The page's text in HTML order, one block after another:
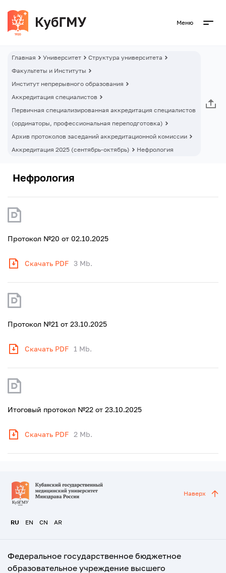
Меню
Главная Университет
Структура университета
Факультеты и Институты
Институт непрерывного образования
Аккредитация специалистов
Первичная специализированная аккредитация специалистов
(ординаторы, профессиональная переподготовка)
Архив протоколов заседаний аккредитационной комиссии
Аккредитация 2025 (сентябрь-октябрь)
Нефрология
Нефрология
Протокол №20 от 02.10.2025
Скачать PDF 3 Mb.
Протокол №21 от 23.10.2025
Скачать PDF 1 Mb.
Итоговый протокол №22 от 23.10.2025
Скачать PDF 2 Mb.
RU EN CN AR
Наверх
Федеральное государственное бюджетное
образовательное учреждение высшего